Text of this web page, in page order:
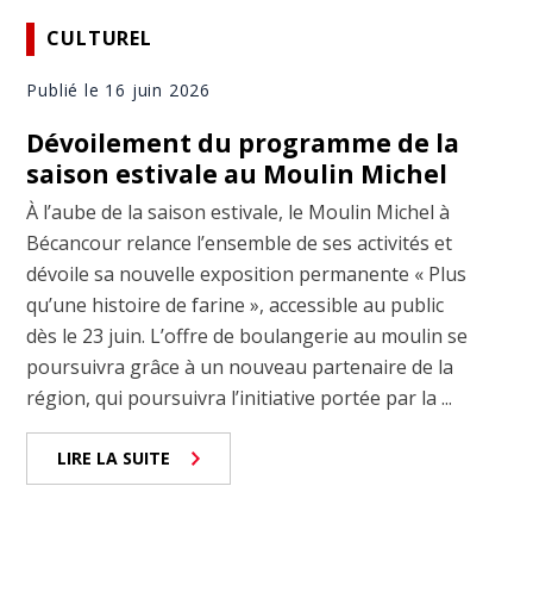
CULTUREL
Publié le 16 juin 2026
Dévoilement du programme de la
saison estivale au Moulin Michel
À l’aube de la saison estivale, le Moulin Michel à
Bécancour relance l’ensemble de ses activités et
dévoile sa nouvelle exposition permanente « Plus
qu’une histoire de farine », accessible au public
dès le 23 juin. L’offre de boulangerie au moulin se
poursuivra grâce à un nouveau partenaire de la
région, qui poursuivra l’initiative portée par la ...
LIRE LA SUITE